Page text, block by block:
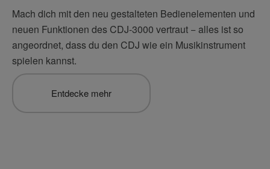
Mach dich mit den neu gestalteten Bedienelementen und
neuen Funktionen des CDJ-3000 vertraut − alles ist so
angeordnet, dass du den CDJ wie ein Musikinstrument
spielen kannst.
Entdecke mehr